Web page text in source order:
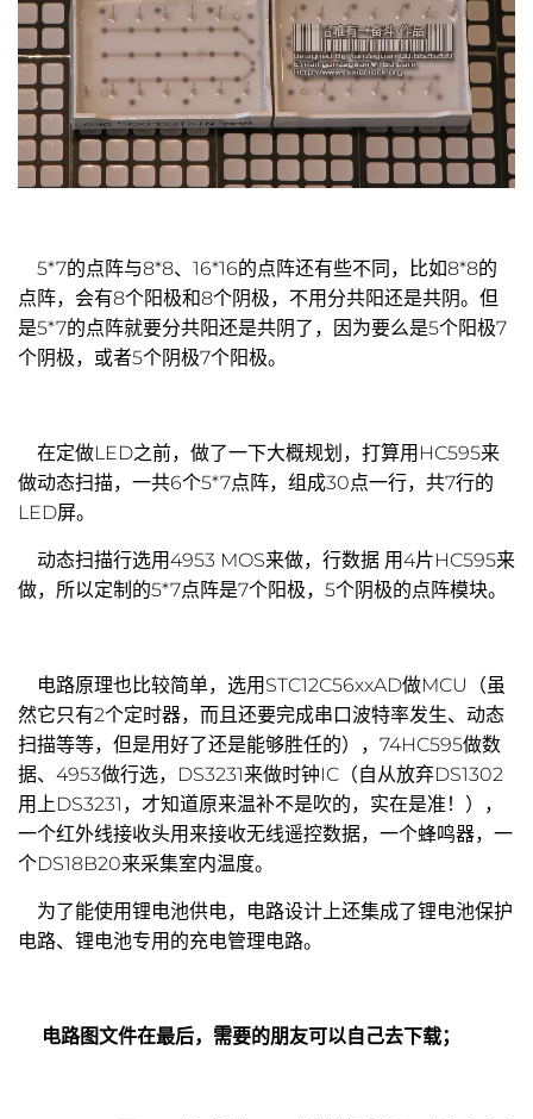
5*7的点阵与8*8、16*16的点阵还有些不同，比如8*8的
点阵，会有8个阳极和8个阴极，不用分共阳还是共阴。但
是5*7的点阵就要分共阳还是共阴了，因为要么是5个阳极7
个阴极，或者5个阴极7个阳极。
在定做LED之前，做了一下大概规划，打算用HC595来
做动态扫描，一共6个5*7点阵，组成30点一行，共7行的
LED屏。
动态扫描行选用4953 MOS来做，行数据 用4片HC595来
做，所以定制的5*7点阵是7个阳极，5个阴极的点阵模块。
电路原理也比较简单，选用STC12C56xxAD做MCU（虽
然它只有2个定时器，而且还要完成串口波特率发生、动态
扫描等等，但是用好了还是能够胜任的），74HC595做数
据、4953做行选，DS3231来做时钟IC（自从放弃DS1302
用上DS3231，才知道原来温补不是吹的，实在是准！），
一个红外线接收头用来接收无线遥控数据，一个蜂鸣器，一
个DS18B20来采集室内温度。
为了能使用锂电池供电，电路设计上还集成了锂电池保护
电路、锂电池专用的充电管理电路。
电路图文件在最后，需要的朋友可以自己去下载；